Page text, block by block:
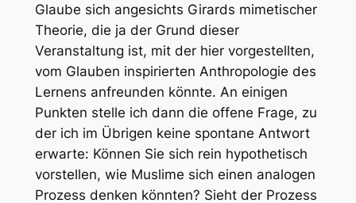
Glaube sich angesichts Girards mimetischer
Theorie, die ja der Grund dieser
Veranstaltung ist, mit der hier vorgestellten,
vom Glauben inspirierten Anthropologie des
Lernens anfreunden könnte. An einigen
Punkten stelle ich dann die offene Frage, zu
der ich im Übrigen keine spontane Antwort
erwarte: Können Sie sich rein hypothetisch
vorstellen, wie Muslime sich einen analogen
Prozess denken könnten? Sieht der Prozess